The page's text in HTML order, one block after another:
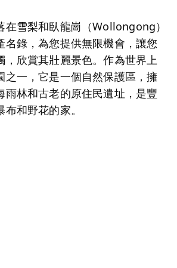
在雪梨和臥龍崗（Wollongong）
名錄，為您提供無限機會，讓您
，欣賞其壯麗景色。作為世界上
之一，它是一個自然保護區，擁
雨林和古老的原住民遺址，是豐
和野花的家。